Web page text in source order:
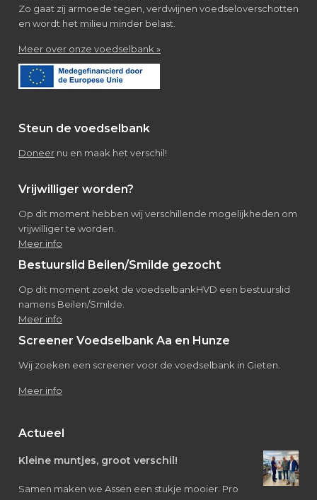
Zo gaat zij armoede tegen, verdwijnen voedseloverschotten
en wordt het milieu minder belast.
Meer over onze voedselbank »about
Steun de voedselbank
Doneer nu en maak het verschil!
Vrijwilliger worden?
Op dit moment hebben wij verschillende mogelijkheden om
vrijwilliger te worden.
Meer info
Bestuurslid Beilen/Smilde gezocht
Op dit moment zoekt de voedselbankHVD een bestuurslid
namens Beilen/Smilde.
Meer info
Screener Voedselbank Aa en Hunze
Wij zoeken een screener voor de voedselbank in Gieten.
Meer info
Actueel
Kleine muntjes, groot verschil!
Samen maken we Assen een stukje mooier. Pro